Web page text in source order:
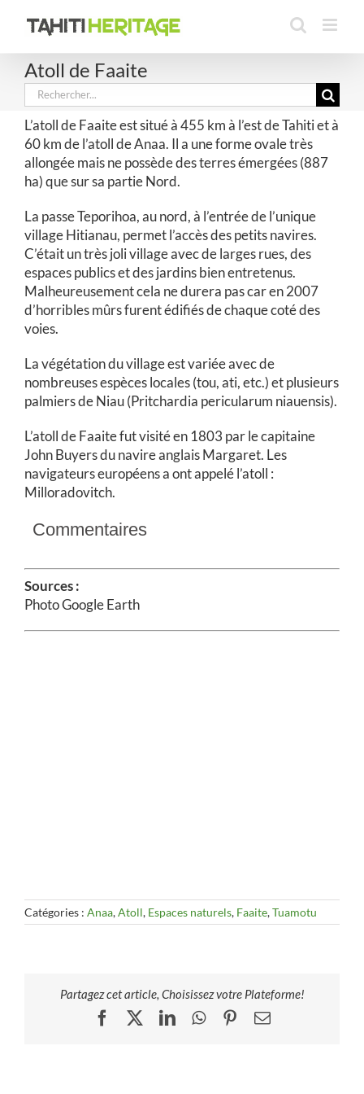
Atoll de Faaite
Rechercher:
L’atoll de Faaite est situé à 455 km à l’est de Tahiti et à
60 km de l’atoll de Anaa. Il a une forme ovale très
allongée mais ne possède des terres émergées (887
ha) que sur sa partie Nord.
La passe Teporihoa, au nord, à l’entrée de l’unique
village Hitianau, permet l’accès des petits navires.
C’était un très joli village avec de larges rues, des
espaces publics et des jardins bien entretenus.
Malheureusement cela ne durera pas car en 2007
d’horribles mûrs furent édifiés de chaque coté des
voies.
La végétation du village est variée avec de
nombreuses espèces locales (tou, ati, etc.) et plusieurs
palmiers de Niau (Pritchardia pericularum niauensis).
L’atoll de Faaite fut visité en 1803 par le capitaine
John Buyers du navire anglais Margaret. Les
navigateurs européens a ont appelé l’atoll :
Milloradovitch.
Commentaires
Sources :
Photo Google Earth
Catégories : Anaa,Atoll, Espaces naturels, Faaite,Tuamotu
Partagez cet article, Choisissez votre Plateforme!
FacebookLinkedInWhatsApp
Pinterest
Email